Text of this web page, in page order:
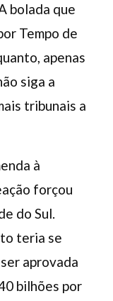
bolada que
Tempo de
apenas
siga a
tribunais a
à
forçou
do Sul.
teria se
aprovada
bilhões por